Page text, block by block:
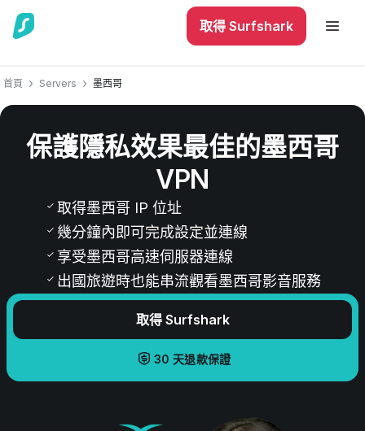
取得 Surfshark
首頁 Servers 墨西哥
保護隱私效果最佳的墨西哥
VPN
取得墨西哥 IP 位址
幾分鐘內即可完成設定並連線
享受墨西哥高速伺服器連線
出國旅遊時也能串流觀看墨西哥影音服務
取得 Surfshark
30 天退款保證